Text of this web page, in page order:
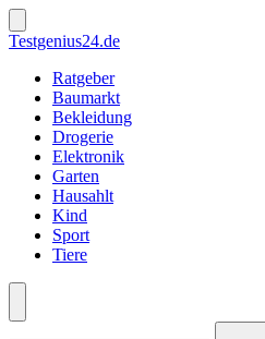
Zum
Inhalt
springen
Suche
ein-/ausblenden
Testgenius24.de
Ratgeber
Baumarkt
Bekleidung
Drogerie
Elektronik
Garten
Hausahlt
Kind
Sport
Tiere
Menü